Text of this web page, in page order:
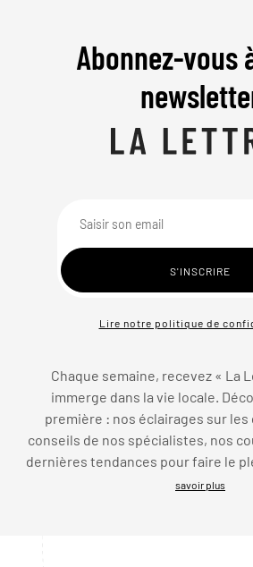
Abonnez-vous
Lire notre politique de
Chaque semaine, recevez « La
immerge dans la vie locale.
première : nos éclairages sur
conseils de nos spécialistes, nos
dernières tendances pour faire le
savoir plus